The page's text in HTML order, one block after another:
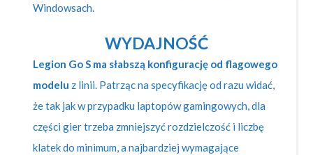
Windowsach.
WYDAJNOŚĆ
Legion Go S ma słabszą konfigurację od flagowego
modelu z linii. Patrząc na specyfikację od razu widać,
że tak jak w przypadku laptopów gamingowych, dla
części gier trzeba zmniejszyć rozdzielczość i liczbę
klatek do minimum, a najbardziej wymagające